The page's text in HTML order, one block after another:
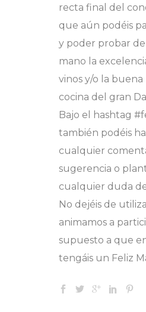
recta final del
que aún podéis
y poder probar
mano la
vinos y/o la
cocina del gran
Bajo el hashtag
también podéis
cualquier
sugerencia o
cualquier duda
No dejéis de
animamos a
supuesto a que
tengáis un Feliz